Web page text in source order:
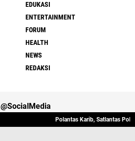
EDUKASI
ENTERTAINMENT
FORUM
HEALTH
NEWS
REDAKSI
@SocialMedia
Polantas Karib, Satlantas